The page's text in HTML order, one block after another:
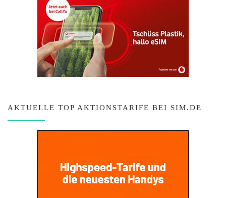
AKTUELLE TOP AKTIONSTARIFE BEI SIM.DE